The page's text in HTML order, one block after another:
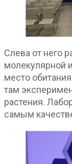
Слева от него
молекулярной
место
там
растения.
самым